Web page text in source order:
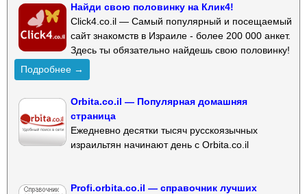
Найди свою половинку на Клик4!
Click4.co.il — Самый популярный и посещаемый
сайт знакомств в Израиле - более 200 000 анкет.
Здесь ты обязательно найдешь свою половинку!
Подробнее →
Orbita.co.il — Популярная домашняя
страница
Ежедневно десятки тысяч русскоязычных
израильтян начинают день с Orbita.co.il
Profi.orbita.co.il — справочник лучших